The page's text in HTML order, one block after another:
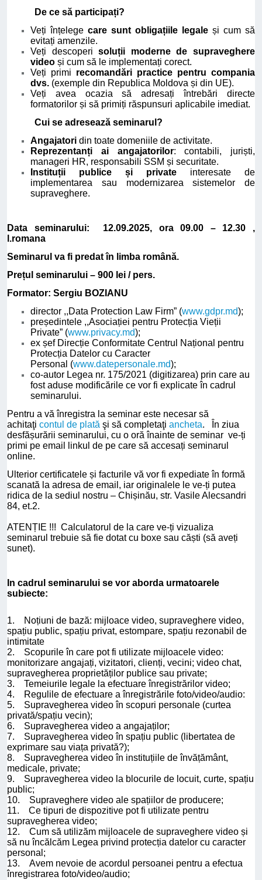
De ce să participați?
Veți înțelege care sunt obligațiile legale și cum să
evitați amenzile.
Veți descoperisoluții moderne de supraveghere
video și cum să le implementați corect.
Veți primi recomandări practice pentru compania
dvs. (exemple din Republica Moldova și din UE).
Veți avea ocazia să adresați întrebări directe
formatorilor și să primiți răspunsuri aplicabile imediat.
Cui se adresează seminarul?
Angajatori din toate domeniile de activitate.
Reprezentanți ai angajatorilor: contabili, juriști,
manageri HR, responsabili SSM și securitate.
Instituții publice și private interesate de
implementarea sau modernizarea sistemelor de
supraveghere.
Data seminarului: 12.09.2025, ora 09.00 – 12.30 ,
l.romana
Seminarul va fi predat în limba română.
Prețul seminarului – 900 lei / pers.
Formator: Sergiu BOZIANU
director ,,Data Protection Law Firm” (www.gdpr.md);
președintele ,,Asociației pentru Protecția Vieții
Private” (www.privacy.md);
ex șef Direcție Conformitate Centrul Național pentru
Protecția Datelor cu Caracter
Personal (www.datepersonale.md);
co-autor Legea nr. 175/2021 (digitizarea) prin care au
fost aduse modificările ce vor fi explicate în cadrul
seminarului.
Pentru a vă înregistra la seminar este necesar să
achitaţi contul de plată şi să completaţi ancheta. În ziua
desfășurării seminarului, cu o oră înainte de seminar ve-ți
primi pe email linkul de pe care să accesați seminarul
online.
Ulterior certificatele și facturile vă vor fi expediate în formă
scanată la adresa de email, iar originalele le ve-ți putea
ridica de la sediul nostru – Chișinău, str. Vasile Alecsandri
84, et.2.
ATENȚIE !!! Calculatorul de la care ve-ți vizualiza
seminarul trebuie să fie dotat cu boxe sau căști (să aveți
sunet).
In cadrul seminarului se vor aborda urmatoarele
subiecte:
1. Noțiuni de bază: mijloace video, supraveghere video,
spațiu public, spațiu privat, estompare, spațiu rezonabil de
intimitate
2. Scopurile în care pot fi utilizate mijloacele video:
monitorizare angajați, vizitatori, clienți, vecini; video chat,
supravegherea proprietăților publice sau private;
3. Temeiurile legale la efectuare înregistrărilor video;
4. Regulile de efectuare a înregistrările foto/video/audio:
5. Supravegherea video în scopuri personale (curtea
privată/spațiu vecin);
6. Supravegherea video a angajaților;
7. Supravegherea video în spațiu public (libertatea de
exprimare sau viața privată?);
8. Supravegherea video în instituțiile de învățământ,
medicale, private;
9. Supravegherea video la blocurile de locuit, curte, spațiu
public;
10. Supraveghere video ale spațiilor de producere;
11. Ce tipuri de dispozitive pot fi utilizate pentru
supravegherea video;
12. Cum să utilizăm mijloacele de supraveghere video și
să nu încălcăm Legea privind protecția datelor cu caracter
personal;
13. Avem nevoie de acordul persoanei pentru a efectua
înregistrarea foto/video/audio;